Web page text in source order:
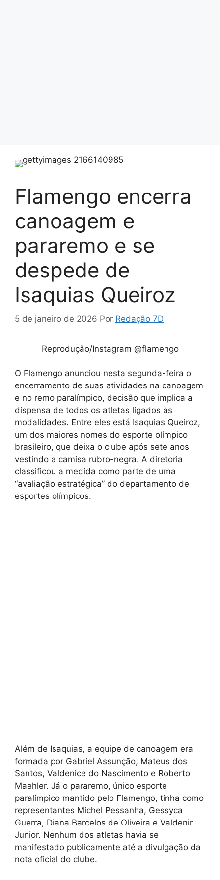
Flamengo encerra
canoagem e
pararemo e se
despede de
Isaquias Queiroz
5 de janeiro de 2026 Por Redação 7D
Reprodução/Instagram @flamengo
O Flamengo anunciou nesta segunda-feira o
encerramento de suas atividades na canoagem
e no remo paralímpico, decisão que implica a
dispensa de todos os atletas ligados às
modalidades. Entre eles está Isaquias Queiroz,
um dos maiores nomes do esporte olímpico
brasileiro, que deixa o clube após sete anos
vestindo a camisa rubro-negra. A diretoria
classificou a medida como parte de uma
“avaliação estratégica” do departamento de
esportes olímpicos.
Além de Isaquias, a equipe de canoagem era
formada por Gabriel Assunção, Mateus dos
Santos, Valdenice do Nascimento e Roberto
Maehler. Já o pararemo, único esporte
paralímpico mantido pelo Flamengo, tinha como
representantes Michel Pessanha, Gessyca
Guerra, Diana Barcelos de Oliveira e Valdenir
Junior. Nenhum dos atletas havia se
manifestado publicamente até a divulgação da
nota oficial do clube.